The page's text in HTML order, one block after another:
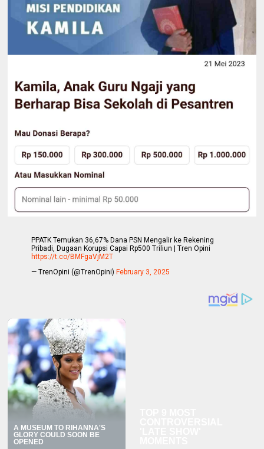
PPATK Temukan 36,67% Dana PSN Mengalir ke Rekening
Pribadi, Dugaan Korupsi Capai Rp500 Triliun | Tren Opini
https://t.co/BMFgaVjM2T
— TrenOpini (@TrenOpini) February 3, 2025